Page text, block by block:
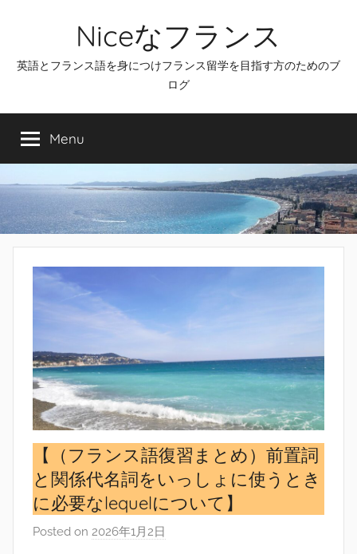
Niceなフランス
英語とフランス語を身につけフランス留学を目指す方のためのブ
ログ
Menu
【（フランス語復習まとめ）前置詞
と関係代名詞をいっしょに使うとき
に必要なlequelについて】
Posted on 2026年1月2日